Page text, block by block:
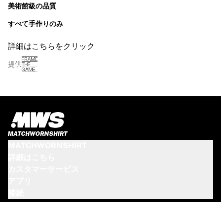
美術館級の品質
すべて手作りのみ
詳細はこちらをクリック
提供